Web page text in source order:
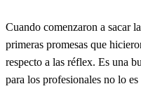
Cuando comenzaron a sacar
primeras promesas que
respecto a las réflex. Es una
para los profesionales no lo es